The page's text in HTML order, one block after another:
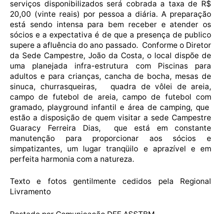
serviços disponibilizados será cobrada a taxa de R$
20,00 (vinte reais) por pessoa a diária. A preparação
está sendo intensa para bem receber e atender os
sócios e a expectativa é de que a presença de publico
supere a afluência do ano passado. Conforme o Diretor
da Sede Campestre, João da Costa, o local dispõe de
uma planejada infra-estrutura com Piscinas para
adultos e para crianças, cancha de bocha, mesas de
sinuca, churrasqueiras, quadra de vôlei de areia,
campo de futebol de areia, campo de futebol com
gramado, playground infantil e área de camping, que
estão a disposição de quem visitar a sede Campestre
Guaracy Ferreira Dias, que está em constante
manutenção para proporcionar aos sócios e
simpatizantes, um lugar tranqüilo e aprazível e em
perfeita harmonia com a natureza.
Texto e fotos gentilmente cedidos pela Regional
Livramento